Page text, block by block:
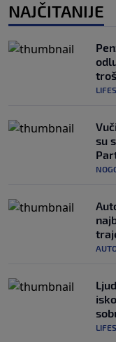
NAJČITANIJE
su